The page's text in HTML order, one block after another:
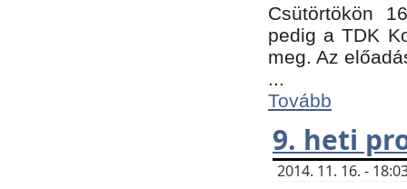
Csütörtökön
pedig a TDK
meg. Az
...
Tovább
9. heti
2014. 11. 16. -